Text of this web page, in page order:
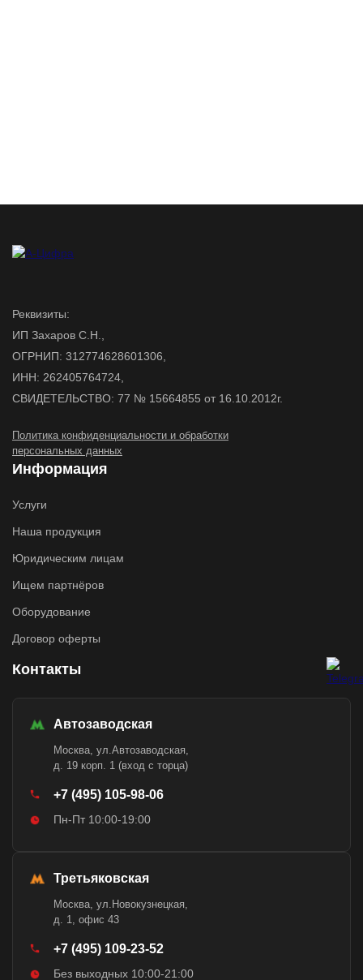
Реквизиты:
ИП Захаров С.Н.,
ОГРНИП: 312774628601306,
ИНН: 262405764724,
СВИДЕТЕЛЬСТВО: 77 № 15664855 от 16.10.2012г.
Политика конфиденциальности и обработки
персональных данных
Информация
Услуги
Наша продукция
Юридическим лицам
Ищем партнёров
Оборудование
Договор оферты
Контакты
Автозаводская
Москва, ул.Автозаводская,
д. 19 корп. 1 (вход с торца)
+7 (495) 105-98-06
Пн-Пт 10:00-19:00
Третьяковская
Москва, ул.Новокузнецкая,
д. 1, офис 43
+7 (495) 109-23-52
Без выходных 10:00-21:00